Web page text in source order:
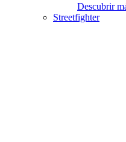
Descubrir
Streetfighter